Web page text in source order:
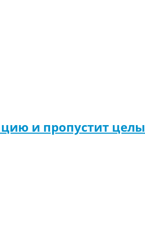
и пропустит